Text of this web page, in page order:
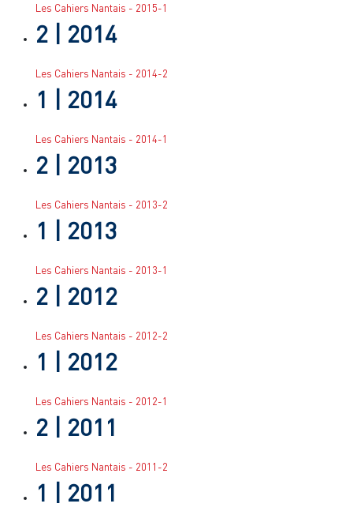
Les Cahiers Nantais - 2015-1
2 | 2014
Les Cahiers Nantais - 2014-2
1 | 2014
Les Cahiers Nantais - 2014-1
2 | 2013
Les Cahiers Nantais - 2013-2
1 | 2013
Les Cahiers Nantais - 2013-1
2 | 2012
Les Cahiers Nantais - 2012-2
1 | 2012
Les Cahiers Nantais - 2012-1
2 | 2011
Les Cahiers Nantais - 2011-2
1 | 2011